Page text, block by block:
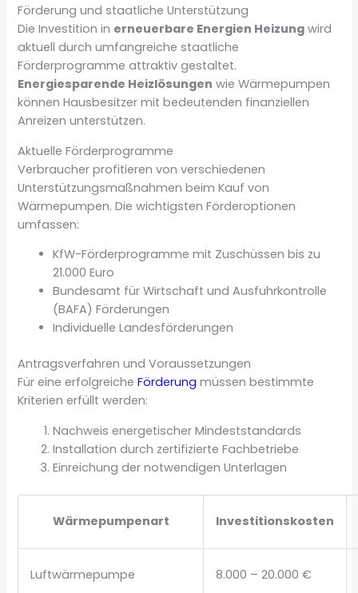
Förderung und staatliche Unterstützung
Die Investition in erneuerbare Energien Heizung wird
aktuell durch umfangreiche staatliche
Förderprogramme attraktiv gestaltet.
Energiesparende Heizlösungen wie Wärmepumpen
können Hausbesitzer mit bedeutenden finanziellen
Anreizen unterstützen.
Aktuelle Förderprogramme
Verbraucher profitieren von verschiedenen
Unterstützungsmaßnahmen beim Kauf von
Wärmepumpen. Die wichtigsten Förderoptionen
umfassen:
KfW-Förderprogramme mit Zuschüssen bis zu
21.000 Euro
Bundesamt für Wirtschaft und Ausfuhrkontrolle
(BAFA) Förderungen
Individuelle Landesförderungen
Antragsverfahren und Voraussetzungen
Für eine erfolgreicheFörderung müssen bestimmte
Kriterien erfüllt werden:
Nachweis energetischer Mindeststandards
Installation durch zertifizierte Fachbetriebe
Einreichung der notwendigen Unterlagen
Wärmepumpenart Investitionskosten
Luftwärmepumpe 8.000 – 20.000 €